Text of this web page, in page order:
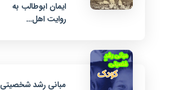
ایمان ابوطالب به
روایت اهل...
مبانی رشد شخصیتی